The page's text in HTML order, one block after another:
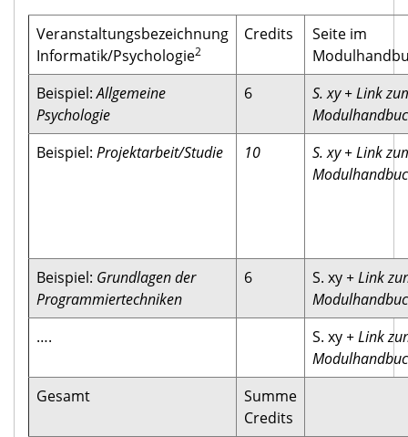
Veranstaltungsbezeichnung
Informatik/Psychologie2
Credits
Seite im
Beispiel:Allgemeine
Psychologie
6
S. xy + Link
Beispiel: Projektarbeit/Studie 10
S. xy + Link
Beispiel: Grundlagen der
Programmiertechniken
6 S. xy + Link
….
S. xy + Link
Gesamt
Summe
Credits